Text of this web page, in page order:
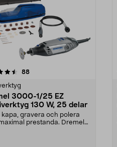
88recensioner
3000-1/25 EZ
130 W, 25 delar
kapa, gravera och polera
prestanda. Dremel
4.5av 5 stjärnor